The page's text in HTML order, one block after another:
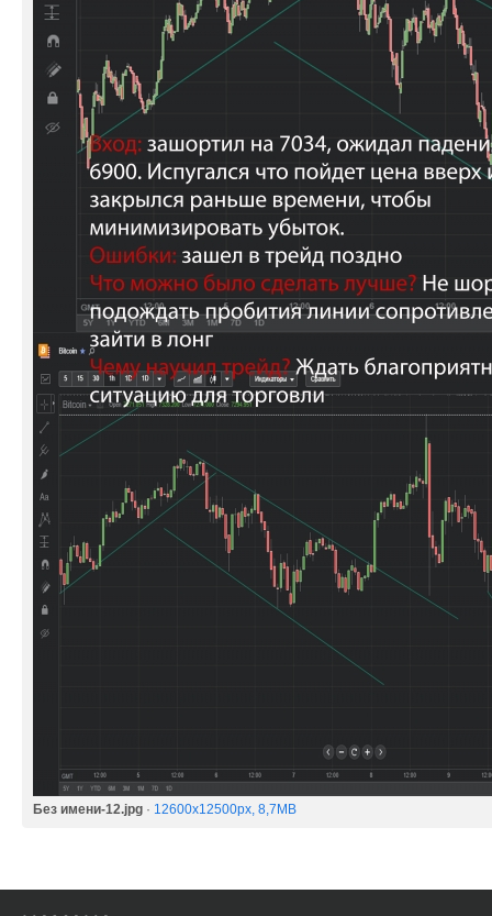
Без имени-12.jpg · 12600x12500px, 8,7MB